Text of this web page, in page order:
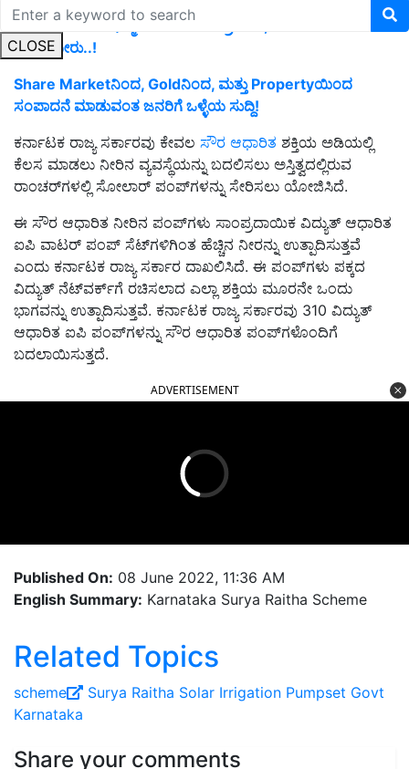
CLOSE
GOODNEWS:ಇನ್ಮುಂದೆ ಹೀಗೆ ಮಾಡಿದ್ರೆ ಸಾಕು, ಜಮೀನಿಗೆ ಹರಿಯಲಿದೆ
ಉಚಿತ ನೀರು..!
Share Marketನಿಂದ, Goldನಿಂದ, ಮತ್ತು Propertyಯಿಂದ
ಸಂಪಾದನೆ ಮಾಡುವಂತ ಜನರಿಗೆ ಒಳ್ಳೆಯ ಸುದ್ದಿ!
ಕರ್ನಾಟಕ ರಾಜ್ಯ ಸರ್ಕಾರವು ಕೇವಲ ಸೌರ ಆಧಾರಿತ ಶಕ್ತಿಯ ಅಡಿಯಲ್ಲಿ
ಕೆಲಸ ಮಾಡಲು ನೀರಿನ ವ್ಯವಸ್ಥೆಯನ್ನು ಬದಲಿಸಲು ಅಸ್ತಿತ್ವದಲ್ಲಿರುವ
ರಾಂಚರ್‌ಗಳಲ್ಲಿ ಸೋಲಾರ್ ಪಂಪ್‌ಗಳನ್ನು ಸೇರಿಸಲು ಯೋಜಿಸಿದೆ.
ಈ ಸೌರ ಆಧಾರಿತ ನೀರಿನ ಪಂಪ್‌ಗಳು ಸಾಂಪ್ರದಾಯಿಕ ವಿದ್ಯುತ್ ಆಧಾರಿತ
ಐಪಿ ವಾಟರ್ ಪಂಪ್ ಸೆಟ್‌ಗಳಿಗಿಂತ ಹೆಚ್ಚಿನ ನೀರನ್ನು ಉತ್ಪಾದಿಸುತ್ತವೆ
ಎಂದು ಕರ್ನಾಟಕ ರಾಜ್ಯ ಸರ್ಕಾರ ದಾಖಲಿಸಿದೆ. ಈ ಪಂಪ್‌ಗಳು ಪಕ್ಕದ
ವಿದ್ಯುತ್ ನೆಟ್‌ವರ್ಕ್‌ಗೆ ರಚಿಸಲಾದ ಎಲ್ಲಾ ಶಕ್ತಿಯ ಮೂರನೇ ಒಂದು
ಭಾಗವನ್ನು ಉತ್ಪಾದಿಸುತ್ತವೆ. ಕರ್ನಾಟಕ ರಾಜ್ಯ ಸರ್ಕಾರವು 310 ವಿದ್ಯುತ್
ಆಧಾರಿತ ಐಪಿ ಪಂಪ್‌ಗಳನ್ನು ಸೌರ ಆಧಾರಿತ ಪಂಪ್‌ಗಳೊಂದಿಗೆ
ಬದಲಾಯಿಸುತ್ತದೆ.
ADVERTISEMENT
Published On: 08 June 2022, 11:36 AM
English Summary: Karnataka Surya Raitha Scheme
Related Topics
scheme Surya Raitha Solar Irrigation Pumpset Govt
Karnataka
Share your comments